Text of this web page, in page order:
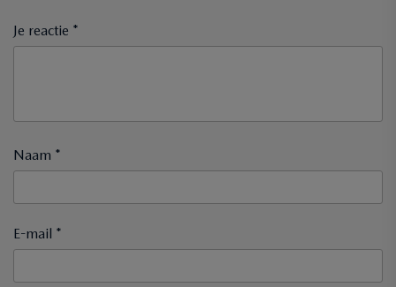
Je reactie *
Naam *
E-mail *